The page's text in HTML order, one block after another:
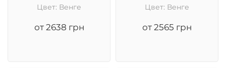
Цвет: Венге
от 2638 грн
Цвет: Венге
от 2565 грн